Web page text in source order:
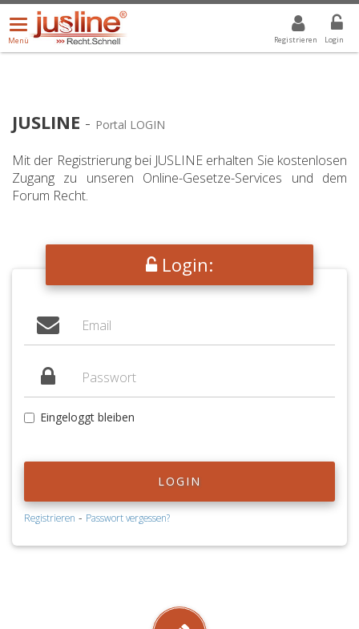
Registrieren Login
Menü
öffnen/schließen
Menü
ALLE DROPDOWN: GEWÄHLTER WERT IST ALLE
JUSLINE - Portal LOGIN
Mit der Registrierung bei JUSLINE erhalten Sie kostenlosen
Zugang zu unseren Online-Gesetze-Services und dem
Forum Recht.
Login:
Eingeloggt bleiben
LOGIN
Registrieren - Passwort vergessen?